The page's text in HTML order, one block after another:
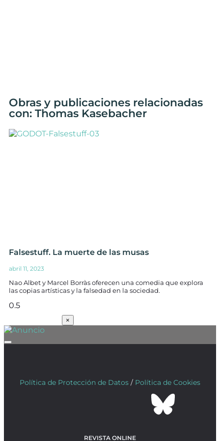
Obras y publicaciones relacionadas
con: Thomas Kasebacher
Falsestuff. La muerte de las musas
abril 11, 2023
Nao Albet y Marcel Borràs oferecen una comedia que explora
las copias artísticas y la falsedad en la sociedad.
×
Política de Protección de Datos / Política de Cookies
REVISTA ONLINE